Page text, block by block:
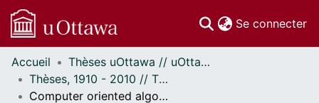
Se connecter
Communautés
et collections
Accueil
Thèses uOttawa // uOttawa Theses
Thèses, 1910 - 2010 // Theses, 1910 - 2010
Computer oriented algorithms for minimizing the logic functions.